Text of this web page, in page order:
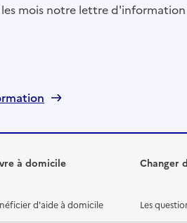
mois notre lettre
à domicile
d'aide à domicile
Changer
Les